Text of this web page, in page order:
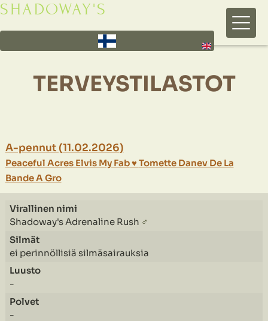
Hyppää
pääsisältöön
SHADOWAY'S
TERVEYSTILASTOT
A-pennut(11.02.2026)
Peaceful Acres Elvis My Fab♥ Tomette Danev De La
Bande A Gro
Shadoway's Adrenaline Rush ♂
ei perinnöllisiä silmäsairauksia
-
-